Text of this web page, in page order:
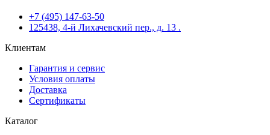
+7 (495) 147-63-50
125438, 4-й Лихачевский пер., д. 13 .
Клиентам
Гарантия и сервис
Условия оплаты
Доставка
Сертификаты
Каталог